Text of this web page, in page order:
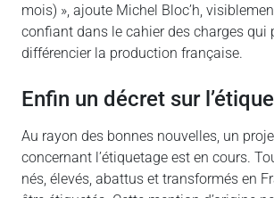
mois) », ajoute Michel Bloc’h,
confiant dans le cahier des charges qui
différencier la production française.
Enfin un décret sur
Au rayon des bonnes nouvelles, un
concernant l’étiquetage est en cours.
nés, élevés, abattus et transformés en